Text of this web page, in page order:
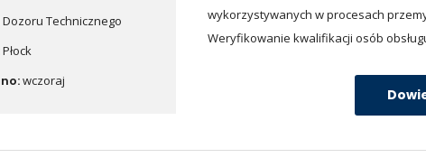
Technicznego
Płock
wczoraj
wykorzystywanych w procesach
Weryfikowanie kwalifikacji osób